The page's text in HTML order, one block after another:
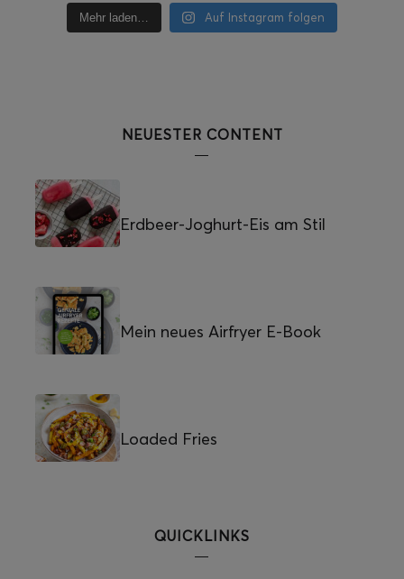
Mehr laden… Auf Instagram folgen
NEUESTER CONTENT
Erdbeer-Joghurt-Eis am Stil
Mein neues Airfryer E-Book
Loaded Fries
QUICKLINKS